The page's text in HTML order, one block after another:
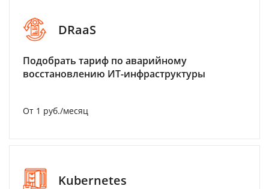
DRaaS
Подобрать тариф по аварийному
восстановлению ИТ-инфраструктуры
От 1 руб./месяц
Kubernetes